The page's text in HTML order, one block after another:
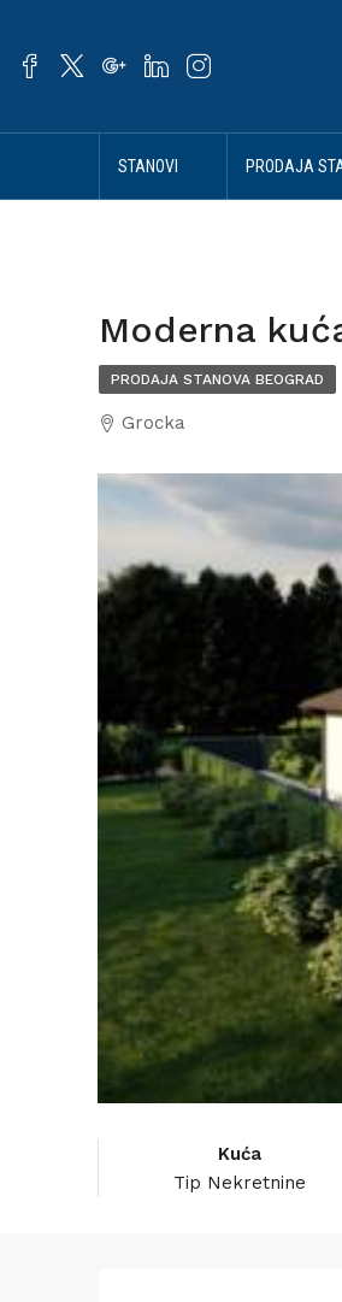
STANOVI PRODAJA
Moderna
PRODAJA STANOVA BEOGRAD
Grocka
Kuća
Tip Nekretnine